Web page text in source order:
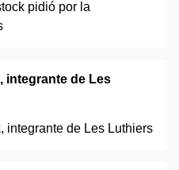
integrante de Les